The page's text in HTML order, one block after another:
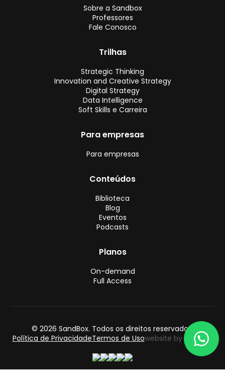
Sobre a Sandbox
Professores
Fale Conosco
Trilhas
Strategic Thinking
Innovation and Creative Strategy
Digital Strategy
Data Intelligence
Soft Skills e Carreira
Para empresas
Para empresas
Conteúdos
Biblioteca
Blog
Eventos
Podcasts
Planos
On-demand
Full Access
© 2026 SandBox. Todos os direitos reservados.
Política de PrivacidadeTermos de Usowebsite by follow55